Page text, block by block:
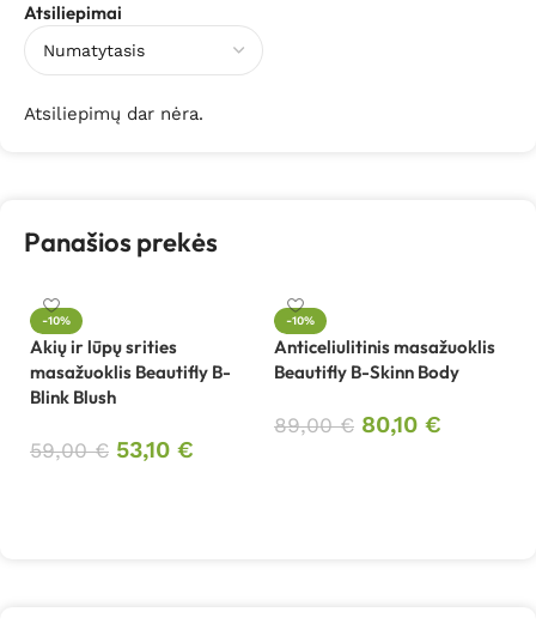
Atsiliepimai
Atsiliepimų dar nėra.
Panašios prekės
-10%
Akių ir lūpų srities
masažuoklis Beautifly B-
Blink Blush
59,00€ 53,10 €
-10%
Anticeliulitinis masažuoklis
Beautifly B-Skinn Body
89,00€ 80,10 €